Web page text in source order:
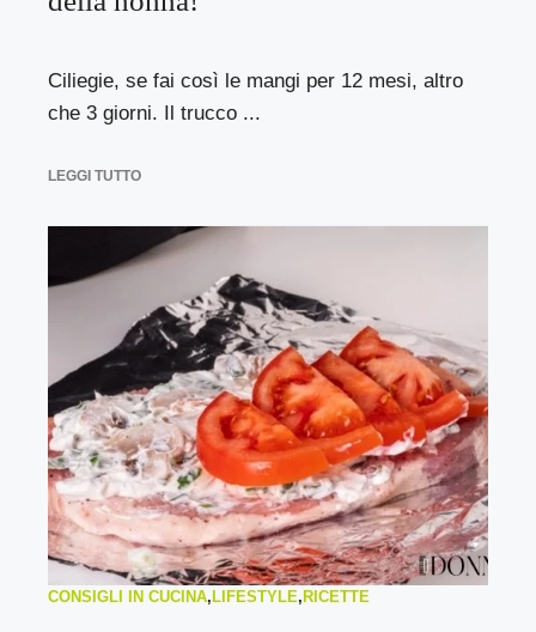
Ciliegie, se fai così le mangi per 12 mesi, altro
che 3 giorni. Il trucco ...
LEGGI TUTTO
CONSIGLI IN CUCINA, LIFESTYLE, RICETTE